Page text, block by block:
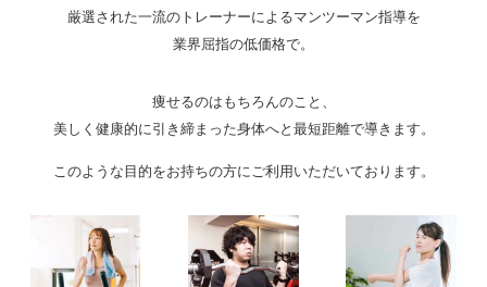
厳選された一流のトレーナーによるマンツーマン指導を
業界屈指の低価格で。
痩せるのはもちろんのこと、
美しく健康的に引き締まった身体へと最短距離で導きます。
このような目的をお持ちの方にご利用いただいております。